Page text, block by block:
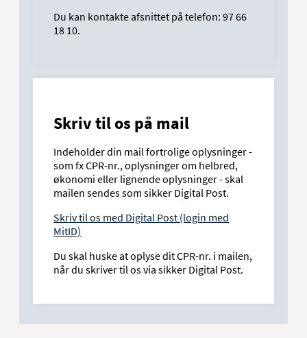
Du kan kontakte afsnittet på telefon: 97 66
18 10.
Skriv til os på mail
Indeholder din mail fortrolige oplysninger -
som fx CPR-nr., oplysninger om helbred,
økonomi eller lignende oplysninger - skal
mailen sendes som sikker Digital Post.
Skriv til os med Digital Post (login med
MitID)
Du skal huske at oplyse dit CPR-nr. i mailen,
når du skriver til os via sikker Digital Post.